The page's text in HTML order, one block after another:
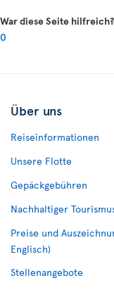
War diese Seite hilfreich?
0
Über uns
Reiseinformationen
Unsere Flotte
Gepäckgebühren
Nachhaltiger
Preise und
Englisch)
Stellenangebote